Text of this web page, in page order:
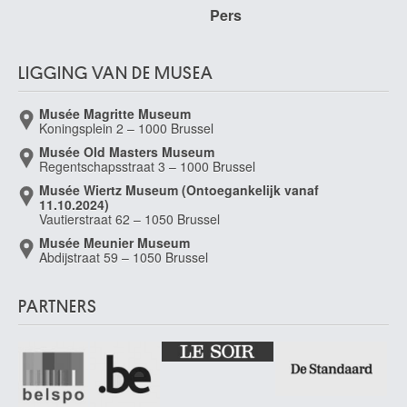
Spa 1853 - Brussel 1929
Spa 1824 - 1890
Valencia (Spanje) 1610 - 1668
Marchand Jean
Parijs (Frankrijk) 1882 - 1941
Les Sables-d'Olonne, Vendée (Frankrijk) 1843 - Rome (Italië) 1873
Luik 1924
Marcotte Marie-Antoinette
Troyes, Aube (Frankrijk) 1869 - Parijs (Frankrijk) 1929
Marcoussis Louis
Warschau (Polen) 1883 - Cusset, Allier (Frankrijk) 1941
Pers
LIGGING VAN DE MUSEA
Musée Magritte Museum
Koningsplein 2 – 1000 Brussel
Musée Old Masters Museum
Regentschapsstraat 3 – 1000 Brussel
Musée Wiertz Museum (Ontoegankelijk vanaf
11.10.2024)
Vautierstraat 62 – 1050 Brussel
Musée Meunier Museum
Abdijstraat 59 – 1050 Brussel
PARTNERS